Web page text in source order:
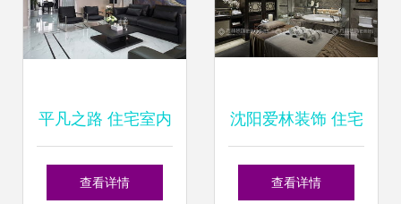
平凡之路 住宅室内
装饰装修的设计哲
查看详情
沈阳爱林装饰 住宅
室内装修工期详解
查看详情